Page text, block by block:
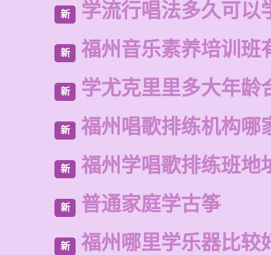
新 学流行唱法多久可以
新 福州音乐素养培训班
新 学尤克里里多大年龄
新 福州唱歌排练机构哪
新 福州学唱歌排练班地
新 普通家庭学古筝
新 福州哪里学乐器比较